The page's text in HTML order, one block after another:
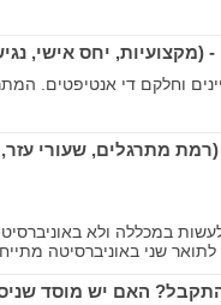
יחס אישי,
וחלקם די אנטיפטים.
מתרגלים, שעורי
במכללה ולא
שני באוניברסיטה
האם יש מוסד